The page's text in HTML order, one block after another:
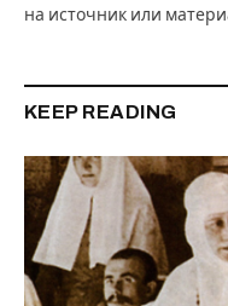
на источник или
KEEP READING